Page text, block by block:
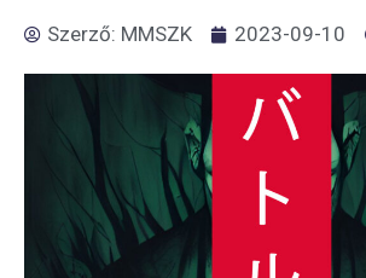
Szerző: MMSZK 2023-09-10